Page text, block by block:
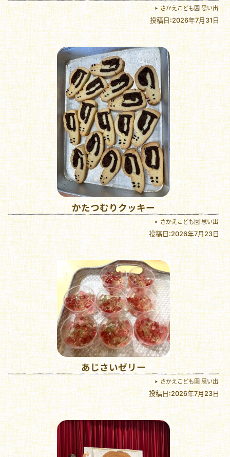
さかえこども園 思い出
投稿日:2026年7月31日
かたつむりクッキー
さかえこども園 思い出
投稿日:2026年7月23日
あじさいゼリー
さかえこども園 思い出
投稿日:2026年7月23日